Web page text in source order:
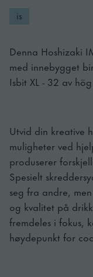
is
Denna Hoshizaki
med innebygget
Isbit XL - 32 av
Utvid din kreative
muligheter ved
produserer
Spesielt
seg fra andre,
og kvalitet på
fremdeles i fokus,
høydepunkt for